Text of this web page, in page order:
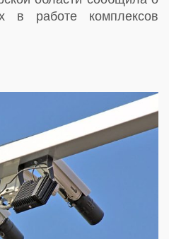
в работе комплексов